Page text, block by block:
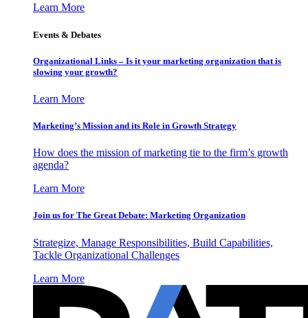
Learn More
Events & Debates
Organizational Links – Is it your marketing organization that is
slowing your growth?
Learn More
Marketing’s Mission and its Role in Growth Strategy
How does the mission of marketing tie to the firm’s growth
agenda?
Learn More
Join us for The Great Debate: Marketing Organization
Strategize, Manage Responsibilities, Build Capabilities,
Tackle Organizational Challenges
Learn More